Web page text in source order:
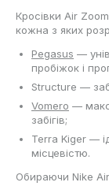
Кросівки Air
кожна з яких
Pegasus —
пробіжок і
Structure —
Vomero —
забігів;
Terra Kiger —
місцевістю.
Обираючи Nike